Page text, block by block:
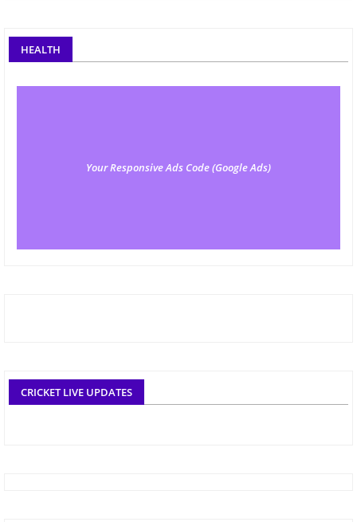
HEALTH
Your Responsive Ads Code (Google Ads)
CRICKET LIVE UPDATES